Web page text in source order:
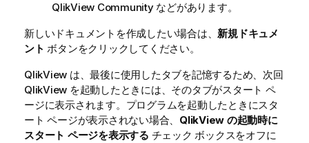
QlikView Community などがあります。
新しいドキュメントを作成したい場合は、新規ドキュメ
ント ボタンをクリックしてください。
QlikView は、最後に使用したタブを記憶するため、次回
QlikView を起動したときには、そのタブがスタート ペ
ージに表示されます。プログラムを起動したときにスタ
ート ページが表示されない場合、 QlikView の起動時に
スタート ページを表示する チェック ボックスをオフに